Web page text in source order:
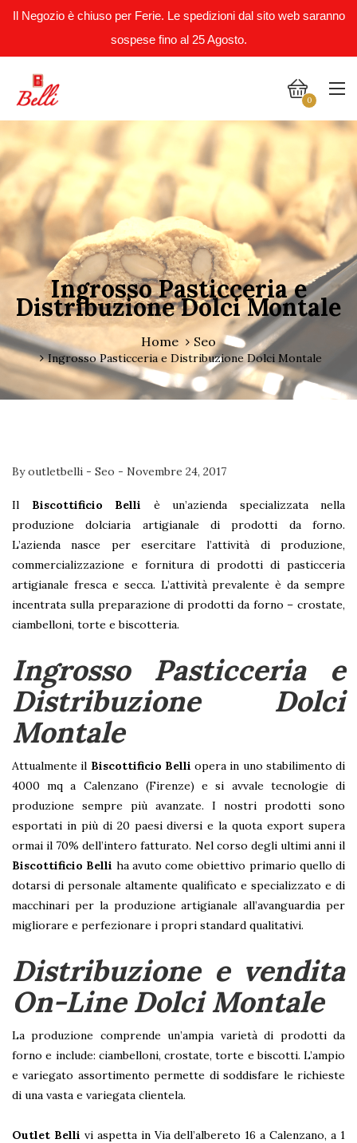
Il Negozio è chiuso per Ferie. Le spedizioni dal sito web saranno
sospese fino al 25 Agosto.
0
Ingrosso Pasticceria e
Distribuzione Dolci Montale
Home Seo
Ingrosso Pasticceria e Distribuzione Dolci Montale
Byoutletbelli - Seo - Novembre 24, 2017
Il Biscottificio Belli è un’azienda specializzata nella
produzione dolciaria artigianale di prodotti da forno.
L’azienda nasce per esercitare l’attività di produzione,
commercializzazione e fornitura di prodotti di pasticceria
artigianale fresca e secca. L’attività prevalente è da sempre
incentrata sulla preparazione di prodotti da forno – crostate,
ciambelloni, torte e biscotteria.
Ingrosso Pasticceria e
Distribuzione Dolci
Montale
Attualmente il Biscottificio Belli opera in uno stabilimento di
4000 mq a Calenzano (Firenze) e si avvale tecnologie di
produzione sempre più avanzate. I nostri prodotti sono
esportati in più di 20 paesi diversi e la quota export supera
ormai il 70% dell’intero fatturato. Nel corso degli ultimi anni il
Biscottificio Belli ha avuto come obiettivo primario quello di
dotarsi di personale altamente qualificato e specializzato e di
macchinari per la produzione artigianale all’avanguardia per
migliorare e perfezionare i propri standard qualitativi.
Distribuzione e vendita
On-Line Dolci Montale
La produzione comprende un’ampia varietà di prodotti da
forno e include: ciambelloni, crostate, torte e biscotti. L’ampio
e variegato assortimento permette di soddisfare le richieste
di una vasta e variegata clientela.
Outlet Belli vi aspetta in Via dell’albereto 16 a Calenzano, a 1